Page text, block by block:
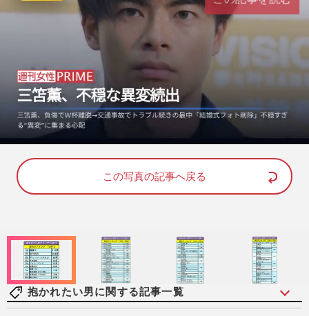
U
n
u
o
d
:
この写真の記事へ戻る
抱かれたい男に関する記事一覧